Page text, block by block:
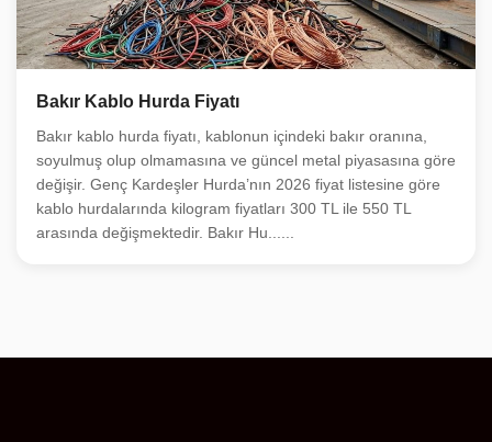
Bakır Kablo Hurda Fiyatı
Bakır kablo hurda fiyatı, kablonun içindeki bakır oranına,
soyulmuş olup olmamasına ve güncel metal piyasasına göre
değişir. Genç Kardeşler Hurda’nın 2026 fiyat listesine göre
kablo hurdalarında kilogram fiyatları 300 TL ile 550 TL
arasında değişmektedir. Bakır Hu......